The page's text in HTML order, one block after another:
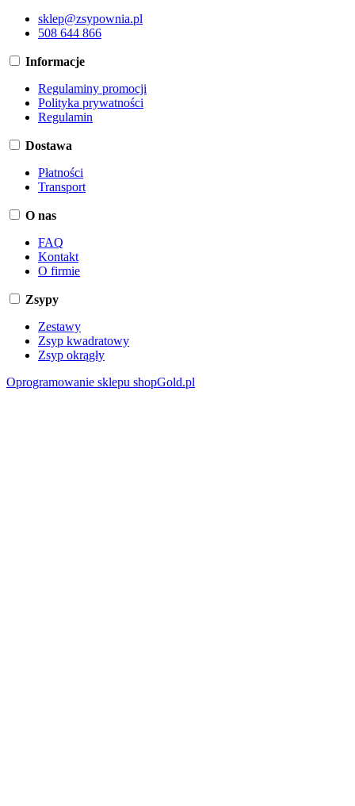
sklep@zsypownia.pl
508 644 866
Informacje
Regulaminy promocji
Polityka prywatności
Regulamin
Dostawa
Płatności
Transport
O nas
FAQ
Kontakt
O firmie
Zsypy
Zestawy
Zsyp kwadratowy
Zsyp okrągły
Oprogramowanie sklepu shopGold.pl